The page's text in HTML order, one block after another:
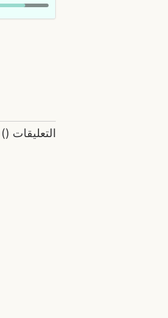
التعليقات (
)